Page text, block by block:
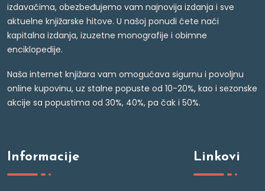
izdavačima, obezbeđujemo vam najnovija izdanja i sve
aktuelne knjižarske hitove. U našoj ponudi ćete naći
kapitalna izdanja, izuzetne monografije i obimne
enciklopedije.
Naša internet knjižara vam omogućava sigurnu i povoljnu
online kupovinu, uz stalne popuste od 10-20%, kao i sezonske
akcije sa popustima od 30%, 40%, pa čak i 50%.
Informacije Linkovi